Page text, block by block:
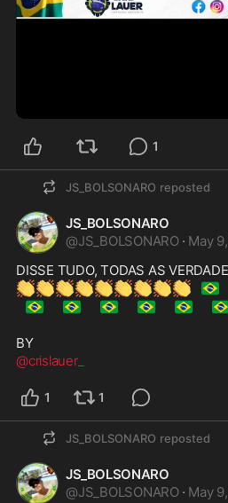
1
JS_BOLSONARO reposted
JS_BOLSONARO
@JS_BOLSONARO · May
DISSE TUDO, TODAS AS
👏👏👏👏👏👏👏👏👏 🇧🇷
🇧🇷
🇧🇷 🇧🇷 🇧🇷 🇧🇷
BY
@crislauer_
1 1
JS_BOLSONARO reposted
JS_BOLSONARO
@JS_BOLSONARO · May